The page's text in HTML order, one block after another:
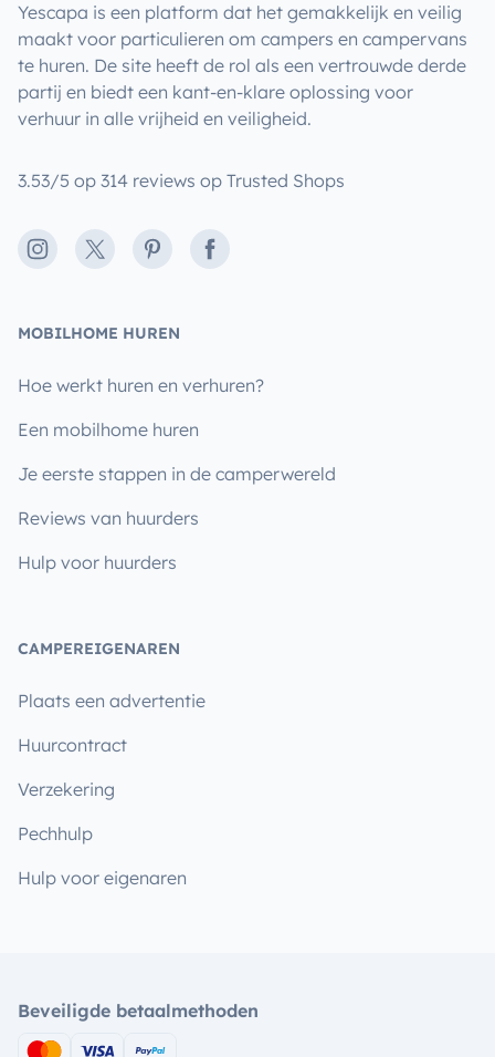
Yescapa is een platform dat het gemakkelijk en veilig
maakt voor particulieren om campers en campervans
te huren. De site heeft de rol als een vertrouwde derde
partij en biedt een kant-en-klare oplossing voor
verhuur in alle vrijheid en veiligheid.
3.53/5 op 314 reviews op Trusted Shops
Instagram
X PinterestFacebook
MOBILHOME HUREN
Hoe werkt huren en verhuren?
Een mobilhome huren
Je eerste stappen in de camperwereld
Reviews van huurders
Hulp voor huurders
CAMPEREIGENAREN
Plaats een advertentie
Huurcontract
Verzekering
Pechhulp
Hulp voor eigenaren
Beveiligde betaalmethoden